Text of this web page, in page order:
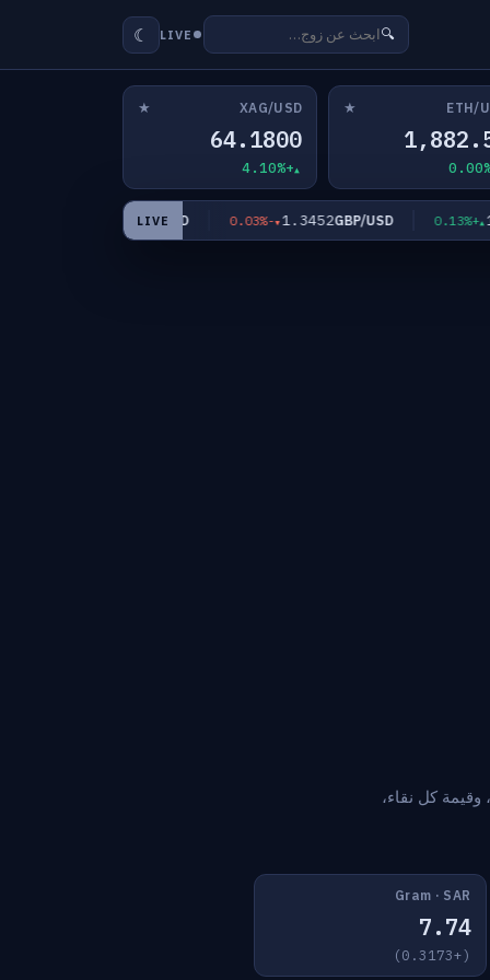
🔍
LIVE
☾
ETH/
★
XAG/USD
★
64.1800
+4.10%
LIVE +0.13%
GBP/USD
1.3452
-0.03%
XAU/USD
وقيمة كل نقاء،
Gram · SAR
7.74
(+0.3173)